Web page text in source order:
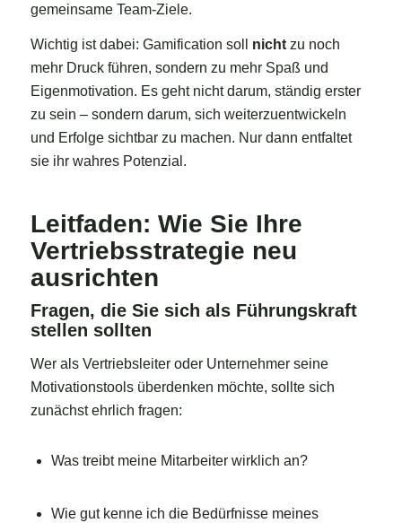
gemeinsame Team-Ziele.
Wichtig ist dabei: Gamification soll nichtzu noch
mehr Druck führen, sondern zu mehr Spaß und
Eigenmotivation. Es geht nicht darum, ständig erster
zu sein – sondern darum, sich weiterzuentwickeln
und Erfolge sichtbar zu machen. Nur dann entfaltet
sie ihr wahres Potenzial.
Leitfaden: Wie Sie Ihre
Vertriebsstrategie neu
ausrichten
Fragen, die Sie sich als Führungskraft
stellen sollten
Wer als Vertriebsleiter oder Unternehmer seine
Motivationstools überdenken möchte, sollte sich
zunächst ehrlich fragen:
Was treibt meine Mitarbeiter wirklich an?
Wie gut kenne ich die Bedürfnisse meines